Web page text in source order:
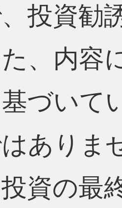
投資勧
た、内容
づいて
ありま
投資の最